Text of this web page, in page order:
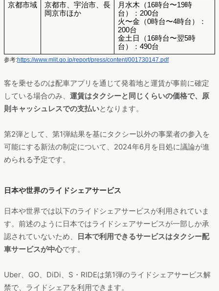
京都市域
京都市、宇治市、長
岡京市ほか
月水木（16時台〜19時
台）：200台
火〜金（0時台〜4時台）：
200台
金土日（16時台〜翌5時
台）：490台
参考:https://www.mlit.go.jp/report/press/content/001730147.pdf
客を乗せるのは配車アプリを通じて発着地と運賃が事前に確定
している場合のみ、 運賃はタクシーと同じくらいの価格で、原
則キャッシュレスでの支払いとなります。
第2弾として、第1弾結果を基にタクシー以外の事業者の参入を
可能にする新法の制定について、2024年6月を目処に議論が進
められる予定です。
日本や世界のライドシェアサービス
日本や世界では以下のライドシェアサービスが利用されていま
す。前述のように日本ではライドシェアサービスが一部しか承
認されていないため、
日本で利用できるサービスはタクシー配
車サービスが中心です。
Uber、GO、DiDi、S・RIDEは第1弾のライドシェアサービス解
禁で、ライドシェアを利用できます。